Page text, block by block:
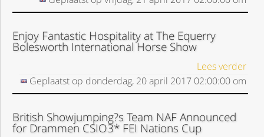
Enjoy Fantastic Hospitality at The Equerry
Bolesworth International Horse Show
Lees verder
Geplaatst op donderdag, 20 april 2017 02:00:00om
British Showjumping?s Team NAF Announced
for Drammen CSIO3* FEI Nations Cup